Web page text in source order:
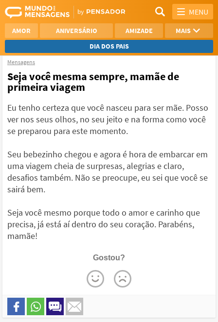
MENU
AMOR ANIVERSÁRIO AMIZADE
MAIS
DIA DOS PAIS
REFLEXÃO
AGRADECIMENTO
SAUDADE
NAMORO
VER TODAS
Mensagens
Seja você mesma sempre, mamãe de
primeira viagem
Eu tenho certeza que você nasceu para ser mãe. Posso
ver nos seus olhos, no seu jeito e na forma como você
se preparou para este momento.
Seu bebezinho chegou e agora é hora de embarcar em
uma viagem cheia de surpresas, alegrias e claro,
desafios também. Não se preocupe, eu sei que você se
sairá bem.
Seja você mesmo porque todo o amor e carinho que
precisa, já está aí dentro do seu coração. Parabéns,
mamãe!
Gostou?